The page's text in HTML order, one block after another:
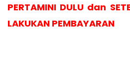
PERTAMINI DULU dan
LAKUKAN PEMBAYARAN